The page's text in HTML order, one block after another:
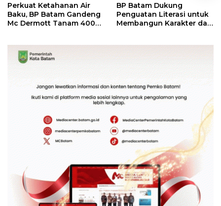
Perkuat Ketahanan Air
Baku, BP Batam Gandeng
Mc Dermott Tanam 400
BP Batam Dukung
Penguatan Literasi untuk
Membangun Karakter dan